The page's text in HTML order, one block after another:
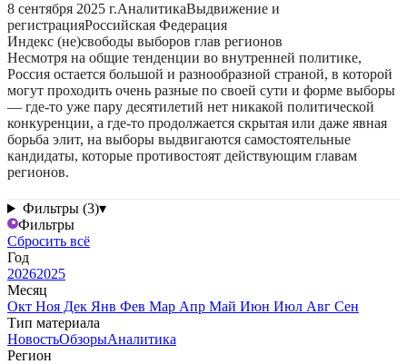
8 сентября 2025 г.АналитикаВыдвижение и
регистрацияРоссийская Федерация
Индекс (не)свободы выборов глав регионов
Несмотря на общие тенденции во внутренней политике,
Россия остается большой и разнообразной страной, в которой
могут проходить очень разные по своей сути и форме выборы
— где-то уже пару десятилетий нет никакой политической
конкуренции, а где-то продолжается скрытая или даже явная
борьба элит, на выборы выдвигаются самостоятельные
кандидаты, которые противостоят действующим главам
регионов.
Фильтры (3)▾
Фильтры
Сбросить всё
Год
20262025
Месяц
Окт Ноя Дек Янв Фев Мар Апр Май Июн Июл Авг Сен
Тип материала
НовостьОбзорыАналитика
Регион